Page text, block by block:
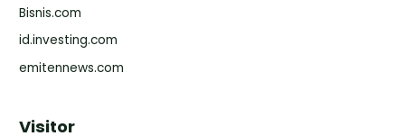
Bisnis.com
id.investing.com
emitennews.com
Visitor